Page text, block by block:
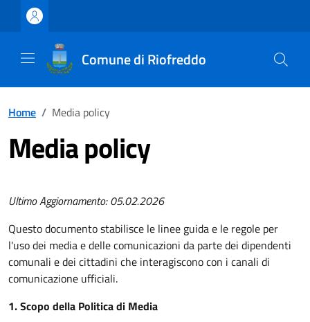
Vai ai contenuti
Vai al footer
Comune di Riofreddo
Home / Media policy
Media policy
Ultimo Aggiornamento: 05.02.2026
Questo documento stabilisce le linee guida e le regole per
l'uso dei media e delle comunicazioni da parte dei dipendenti
comunali e dei cittadini che interagiscono con i canali di
comunicazione ufficiali.
1. Scopo della Politica di Media